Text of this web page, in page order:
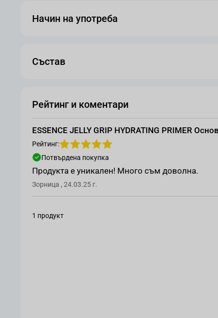
Начин на употреба
Състав
Рейтинг и коментари
ESSENCE JELLY GRIP HYDRATING PRIMER
Рейтинг:
Потвърдена покупка
Продукта е уникален! Много съм доволна.
Оценен от
Зорница , 24 март 2025 г.
24.03.25 г.
1 продукт